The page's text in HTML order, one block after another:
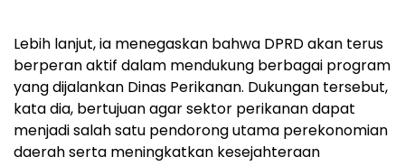
Lebih lanjut, ia menegaskan bahwa DPRD akan terus
berperan aktif dalam mendukung berbagai program
yang dijalankan Dinas Perikanan. Dukungan tersebut,
kata dia, bertujuan agar sektor perikanan dapat
menjadi salah satu pendorong utama perekonomian
daerah serta meningkatkan kesejahteraan